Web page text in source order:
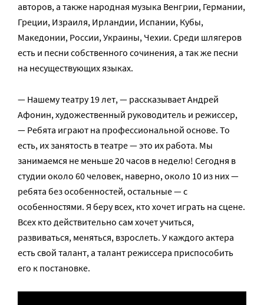
авторов, а также народная музыка Венгрии, Германии,
Греции, Израиля, Ирландии, Испании, Кубы,
Македонии, России, Украины, Чехии. Среди шлягеров
есть и песни собственного сочинения, а так же песни
на несуществующих языках.
— Нашему театру 19 лет, — рассказывает Андрей
Афонин, художественный руководитель и режиссер,
— Ребята играют на профессиональной основе. То
есть, их занятость в театре — это их работа. Мы
занимаемся не меньше 20 часов в неделю! Сегодня в
студии около 60 человек, наверно, около 10 из них —
ребята без особенностей, остальные — с
особенностями. Я беру всех, кто хочет играть на сцене.
Всех кто действительно сам хочет учиться,
развиваться, меняться, взрослеть. У каждого актера
есть свой талант, а талант режиссера приспособить
его к постановке.